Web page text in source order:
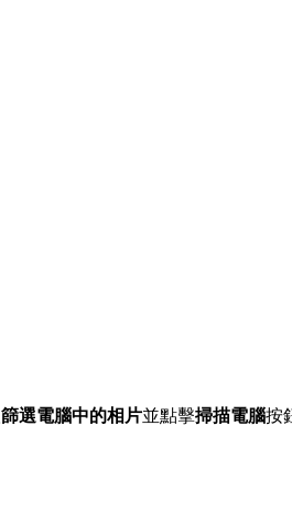
篩選電腦中的相片並點擊掃描電腦按